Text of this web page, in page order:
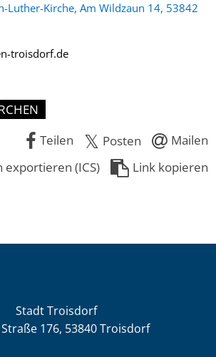
Luther-Kirche, Am Wildzaun 14, 53842
troisdorf.de
Teilen
Posten
Mailen
exportieren (ICS)
Link kopieren
Stadt Troisdorf
176, 53840 Troisdorf